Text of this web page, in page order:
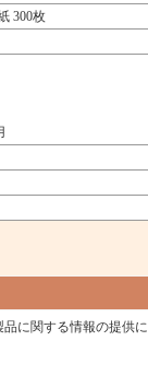
300枚
に関する情報の提供に